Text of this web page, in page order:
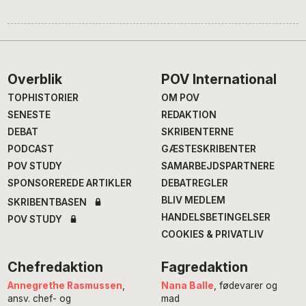
Footer
Overblik
TOPHISTORIER
SENESTE
DEBAT
PODCAST
POV STUDY
SPONSOREREDE ARTIKLER
SKRIBENTBASEN
POV STUDY
POV International
OM POV
REDAKTION
SKRIBENTERNE
GÆSTESKRIBENTER
SAMARBEJDSPARTNERE
DEBATREGLER
BLIV MEDLEM
HANDELSBETINGELSER
COOKIES & PRIVATLIV
Chefredaktion
Annegrethe Rasmussen,
ansv. chef- og
Fagredaktion
Nana Balle, fødevarer og
mad